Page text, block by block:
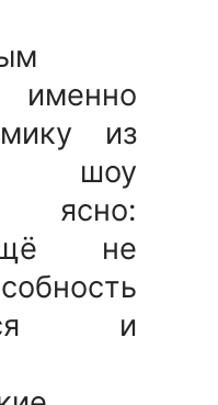
из
шоу
ясно:
не
и